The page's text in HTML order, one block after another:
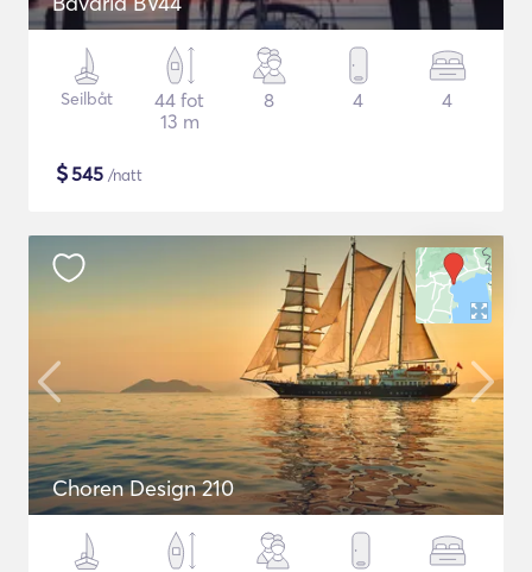
Seilbåt
44 fot
13 m
8 4 4
$545 /natt
Choren Design 210